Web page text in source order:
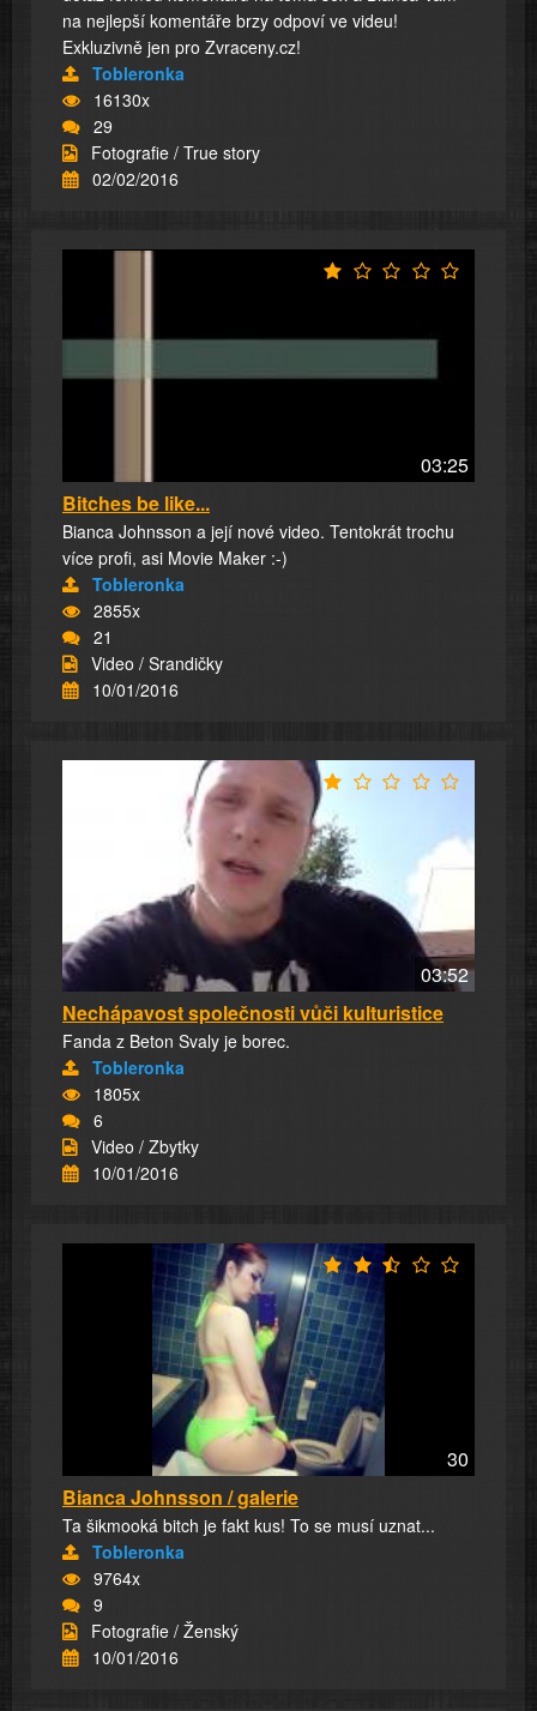
na nejlepší komentáře brzy odpoví ve videu!
Exkluzivně jen pro Zvraceny.cz!
Tobleronka
16130x
29
Fotografie / True story
02/02/2016
03:25
Bitches be like...
Bianca Johnsson a její nové video. Tentokrát trochu
více profi, asi Movie Maker :-)
Tobleronka
2855x
21
Video / Srandičky
10/01/2016
03:52
Nechápavost společnosti vůči kulturistice
Fanda z Beton Svaly je borec.
Tobleronka
1805x
6
Video / Zbytky
10/01/2016
30
Bianca Johnsson / galerie
Ta šikmooká bitch je fakt kus! To se musí uznat...
Tobleronka
9764x
9
Fotografie / Ženský
10/01/2016